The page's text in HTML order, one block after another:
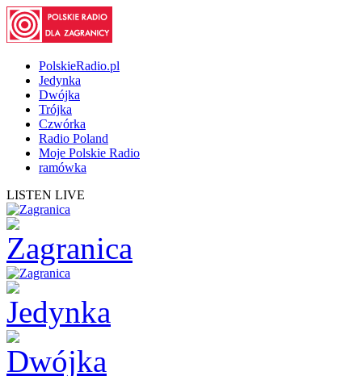
PolskieRadio.pl
Jedynka
Dwójka
Trójka
Czwórka
Radio Poland
Moje Polskie Radio
ramówka
LISTEN LIVE